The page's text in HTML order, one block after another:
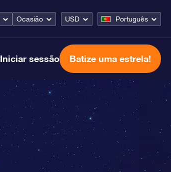
Ocasião USD Português
Iniciar sessão Batize uma estrela!